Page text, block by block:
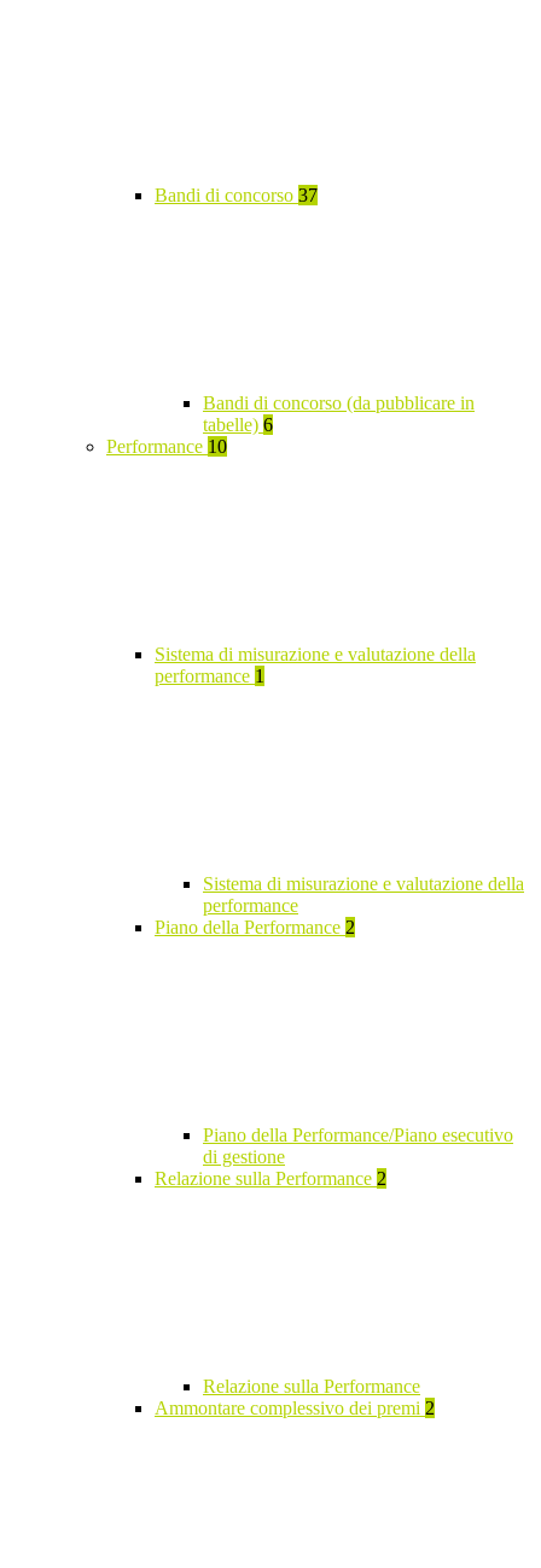
Bandi di concorso 37
Bandi di concorso (da pubblicare in
tabelle) 6
Performance 10
Sistema di misurazione e valutazione della
performance 1
Sistema di misurazione e valutazione della
performance
Piano della Performance 2
Piano della Performance/Piano esecutivo
di gestione
Relazione sulla Performance 2
Relazione sulla Performance
Ammontare complessivo dei premi 2